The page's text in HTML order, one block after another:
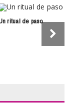
ritual de paso